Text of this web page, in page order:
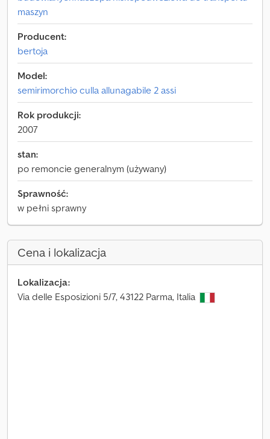
maszyn
Producent:
bertoja
Model:
semirimorchio culla allunagabile 2 assi
Rok produkcji:
2007
stan:
po remoncie generalnym (używany)
Sprawność:
w pełni sprawny
Cena i lokalizacja
Lokalizacja:
Via delle Esposizioni 5/7, 43122 Parma, Italia